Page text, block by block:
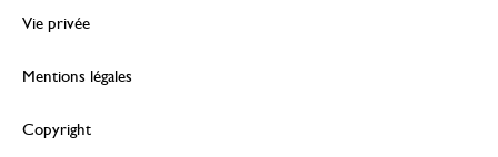
Vie privée
Mentions légales
Copyright